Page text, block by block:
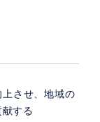
させ、地域の
する